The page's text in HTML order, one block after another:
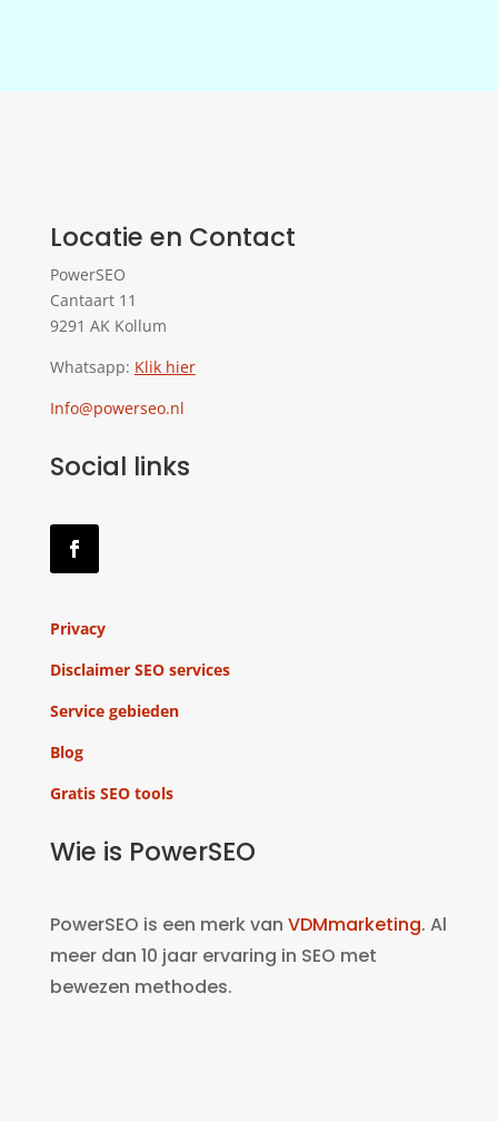
Locatie en Contact
PowerSEO
Cantaart 11
9291 AK Kollum
Whatsapp: Klik hier
Info@powerseo.nl
Social links
Privacy
Disclaimer SEO services
Service gebieden
Blog
Gratis SEO tools
Wie is PowerSEO
PowerSEO is een merk van VDMmarketing. Al
meer dan 10 jaar ervaring in SEO met
bewezen methodes.